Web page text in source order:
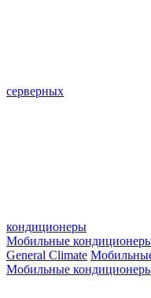
серверных
кондиционеры
Мобильные
General Climate
Мобильные